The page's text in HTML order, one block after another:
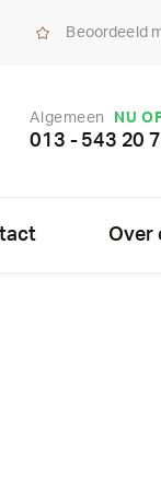
Beoordeeld
Algemeen NU
013 - 543 20
Over